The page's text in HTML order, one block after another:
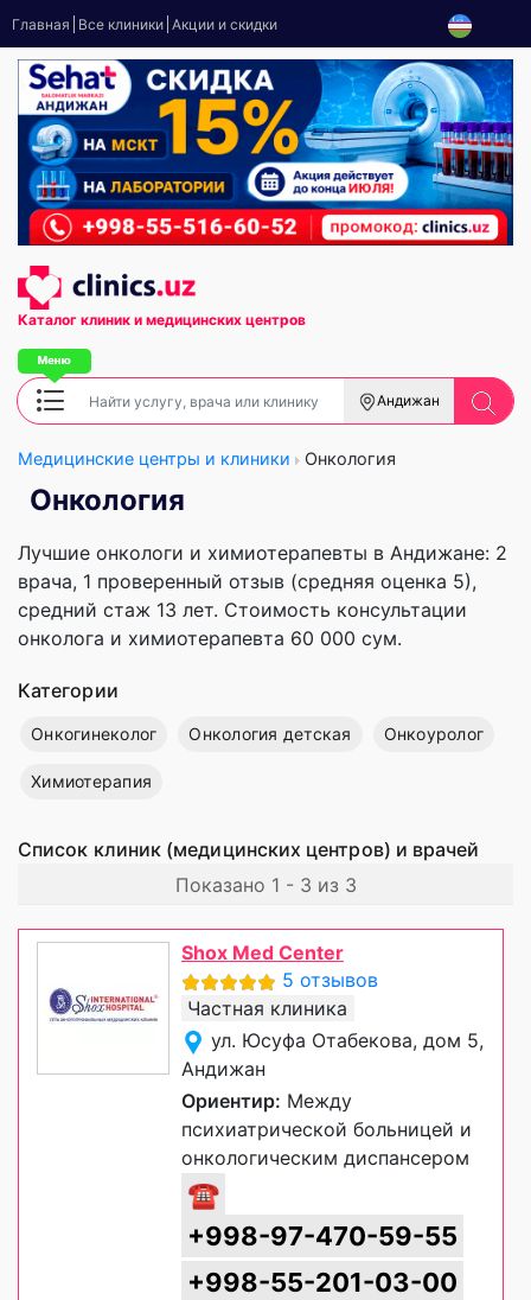
Главная Все клиники Акции и скидки
Каталог клиник и медицинских центров
Андижан
Медицинские центры и клиники Онкология
Онкология
Лучшие онкологи и химиотерапевты в Андижане: 2
врача, 1 проверенный отзыв (средняя оценка 5),
cредний стаж 13 лет. Стоимость консультации
онколога и химиотерапевта 60 000 сум.
Категории
Онкогинеколог Онкология детская Онкоуролог
Химиотерапия
Список клиник (медицинских центров) и врачей
Показано 1 - 3 из 3
Shox Med Center
5 отзывов
Частная клиника
ул. Юсуфа Отабекова, дом 5,
Андижан
Ориентир: Между
психиатрической больницей и
онкологическим диспансером
☎
+998-97-470-59-55
+998-55-201-03-00